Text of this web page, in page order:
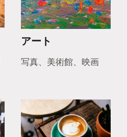
アート
写真、美術館、映画